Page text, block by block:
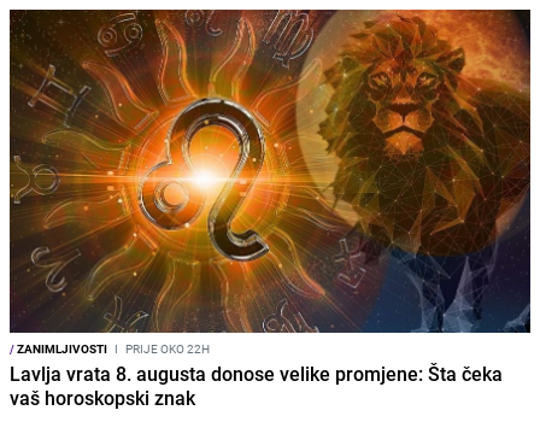
/ZANIMLJIVOSTI I PRIJE OKO 22H
Lavlja vrata 8. augusta donose velike promjene: Šta čeka
vaš horoskopski znak